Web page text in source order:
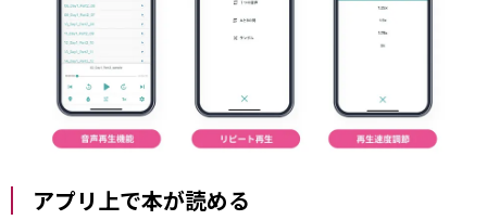
アプリ上で本が読める